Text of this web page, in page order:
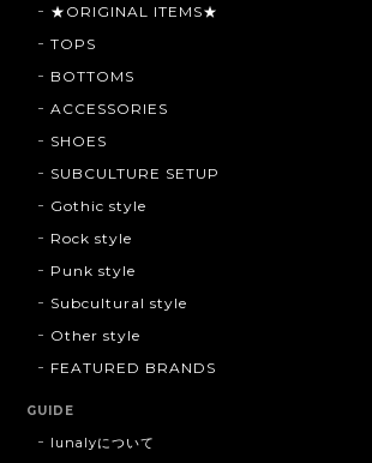
★ORIGINAL ITEMS★
TOPS
BOTTOMS
ACCESSORIES
SHOES
SUBCULTURE SETUP
Gothic style
Rock style
Punk style
Subcultural style
Other style
FEATURED BRANDS
GUIDE
lunalyについて